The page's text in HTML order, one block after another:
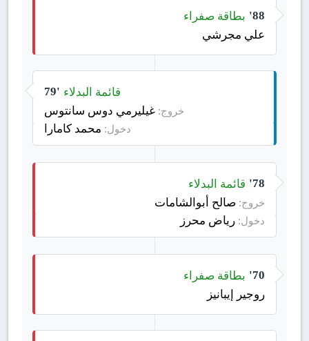
88' بطاقة صفراء
علي مجرشي
79' قائمة البدلاء
خروج: غيليرمي دوس سانتوس
دخول: محمد كامارا
78' قائمة البدلاء
خروج: صالح أبوالشامات
دخول: رياض محرز
70'
بطاقة صفراء
روجير إيبانيز